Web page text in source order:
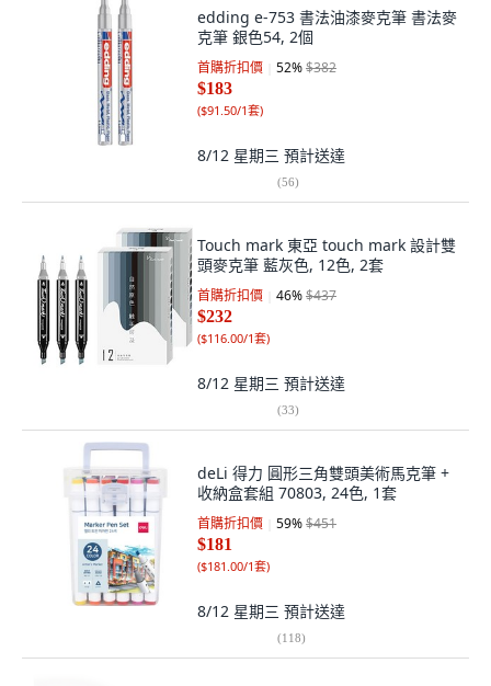
edding e-753 書法油漆麥克筆 書法麥
克筆 銀色54, 2個
首購折扣價 52%$382
$183
($91.50/1套)
8/12 星期三 預計送達
(56)
Touch mark 東亞 touch mark 設計雙
頭麥克筆 藍灰色, 12色, 2套
首購折扣價 46%$437
$232
($116.00/1套)
8/12 星期三 預計送達
(33)
deLi 得力 圓形三角雙頭美術馬克筆 +
收納盒套組 70803, 24色, 1套
首購折扣價 59%$451
$181
($181.00/1套)
8/12 星期三 預計送達
(118)